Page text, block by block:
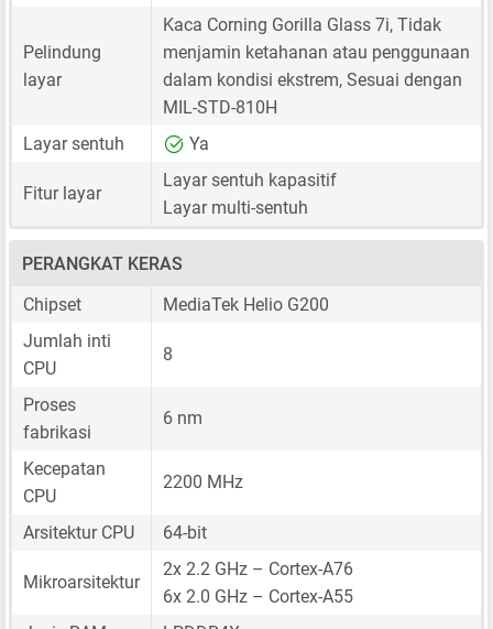
Pelindung
layar
Kaca Corning Gorilla Glass 7i, Tidak
menjamin ketahanan atau penggunaan
dalam kondisi ekstrem, Sesuai dengan
MIL-STD-810H
Layar sentuh
Ya
Fitur layar
Layar sentuh kapasitif
Layar multi-sentuh
PERANGKAT KERAS
Chipset
MediaTek Helio G200
Jumlah inti
CPU
8
Proses
fabrikasi
6 nm
Kecepatan
CPU
2200 MHz
Arsitektur CPU 64-bit
Mikroarsitektur
2x 2.2 GHz – Cortex-A76
6x 2.0 GHz – Cortex-A55